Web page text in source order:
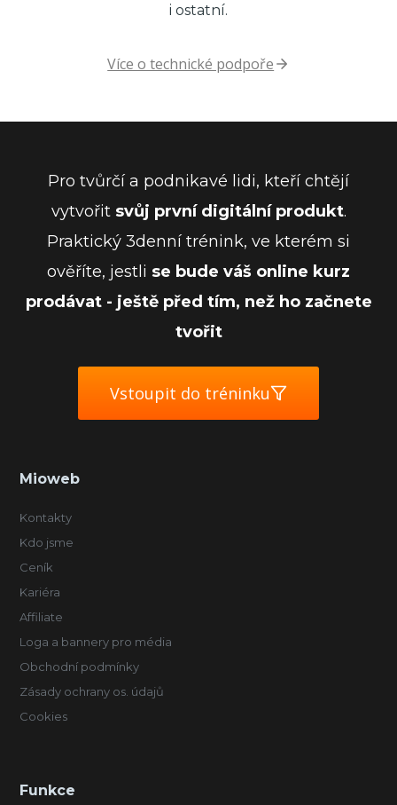
i ostatní.
Více o technické podpoře
Pro tvůrčí a podnikavé lidi, kteří chtějí
vytvořit svůj první digitální produkt.
Praktický 3denní trénink, ve kterém si
ověříte, jestli se bude váš online kurz
prodávat - ještě před tím, než ho začnete
tvořit
Vstoupit do tréninku
Mioweb
Kontakty
Kdo jsme
Ceník
Kariéra
Affiliate
Loga a bannery pro média
Obchodní podmínky
Zásady ochrany os. údajů
Cookies
Funkce